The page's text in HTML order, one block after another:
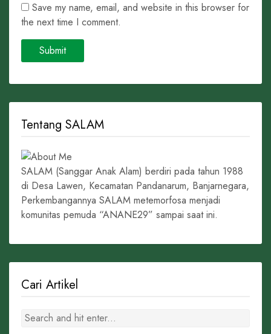
Save my name, email, and website in this browser for
the next time I comment.
Tentang SALAM
SALAM (Sanggar Anak Alam) berdiri pada tahun 1988
di Desa Lawen, Kecamatan Pandanarum, Banjarnegara,
Perkembangannya SALAM metemorfosa menjadi
komunitas pemuda “ANANE29” sampai saat ini.
Cari Artikel